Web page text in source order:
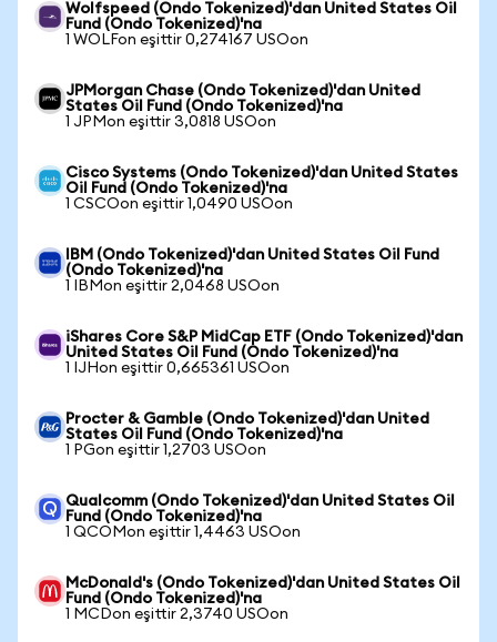
Wolfspeed (Ondo Tokenized)'dan United States Oil
Fund (Ondo Tokenized)'na
1 WOLFon eşittir 0,274167 USOon
JPMorgan Chase (Ondo Tokenized)'dan United
States Oil Fund (Ondo Tokenized)'na
1 JPMon eşittir 3,0818 USOon
Cisco Systems (Ondo Tokenized)'dan United States
Oil Fund (Ondo Tokenized)'na
1 CSCOon eşittir 1,0490 USOon
IBM (Ondo Tokenized)'dan United States Oil Fund
(Ondo Tokenized)'na
1 IBMon eşittir 2,0468 USOon
iShares Core S&P MidCap ETF (Ondo Tokenized)'dan
United States Oil Fund (Ondo Tokenized)'na
1 IJHon eşittir 0,665361 USOon
Procter & Gamble (Ondo Tokenized)'dan United
States Oil Fund (Ondo Tokenized)'na
1 PGon eşittir 1,2703 USOon
Qualcomm (Ondo Tokenized)'dan United States Oil
Fund (Ondo Tokenized)'na
1 QCOMon eşittir 1,4463 USOon
McDonald's (Ondo Tokenized)'dan United States Oil
Fund (Ondo Tokenized)'na
1 MCDon eşittir 2,3740 USOon